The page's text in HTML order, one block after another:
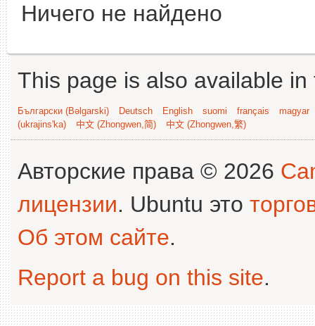
Ничего не найдено
This page is also available
Български (Bəlgarski) Deutsch English suomi français
magyar
(ukrajins'ka)
中文 (Zhongwen,简) 中文 (Zhongwen,繁)
Авторские права © 2026
лицензии. Ubuntu это
Об этом сайте.
Report a bug on this site.